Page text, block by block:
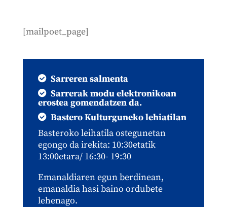
[mailpoet_page]
Sarreren salmenta
Sarrerak modu elektronikoan
erostea gomendatzen da.
Bastero Kulturguneko lehiatilan
Basteroko leihatila ostegunetan
egongo da irekita: 10:30etatik
13:00etara/ 16:30- 19:30
Emanaldiaren egun berdinean,
emanaldia hasi baino ordubete
lehenago.